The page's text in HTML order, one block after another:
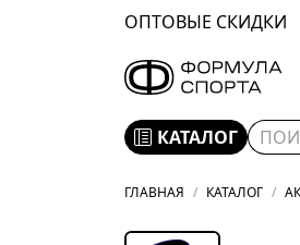
ОПТОВЫЕ СКИДКИ
КАТАЛОГ
ГЛАВНАЯ КАТАЛОГ